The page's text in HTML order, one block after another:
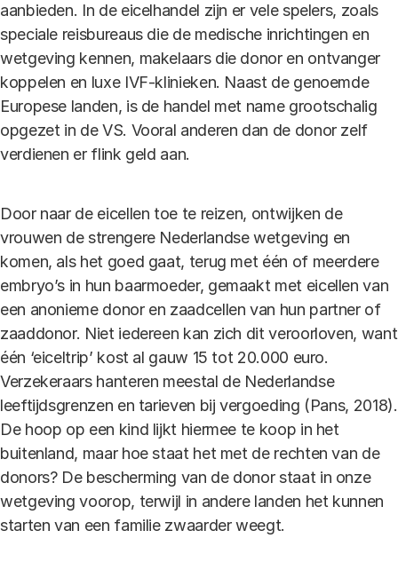
aanbieden. In de eicelhandel zijn er vele spelers, zoals
speciale reisbureaus die de medische inrichtingen en
wetgeving kennen, makelaars die donor en ontvanger
koppelen en luxe IVF-klinieken. Naast de genoemde
Europese landen, is de handel met name grootschalig
opgezet in de VS. Vooral anderen dan de donor zelf
verdienen er flink geld aan.
Door naar de eicellen toe te reizen, ontwijken de
vrouwen de strengere Nederlandse wetgeving en
komen, als het goed gaat, terug met één of meerdere
embryo’s in hun baarmoeder, gemaakt met eicellen van
een anonieme donor en zaadcellen van hun partner of
zaaddonor. Niet iedereen kan zich dit veroorloven, want
één ‘eiceltrip’ kost al gauw 15 tot 20.000 euro.
Verzekeraars hanteren meestal de Nederlandse
leeftijdsgrenzen en tarieven bij vergoeding (Pans, 2018).
De hoop op een kind lijkt hiermee te koop in het
buitenland, maar hoe staat het met de rechten van de
donors? De bescherming van de donor staat in onze
wetgeving voorop, terwijl in andere landen het kunnen
starten van een familie zwaarder weegt.